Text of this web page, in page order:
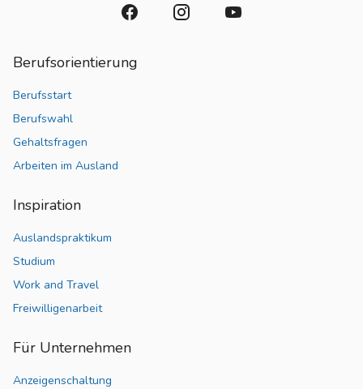
Berufsorientierung
Berufsstart
Berufswahl
Gehaltsfragen
Arbeiten im Ausland
Inspiration
Auslandspraktikum
Studium
Work and Travel
Freiwilligenarbeit
Für Unternehmen
Anzeigenschaltung